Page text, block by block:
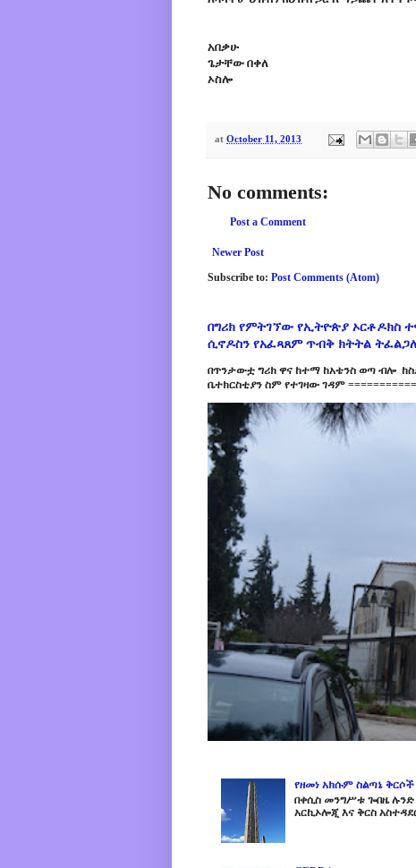
አበቃሁ
ጌታቸው በቀለ
ኦስሎ
at October 11, 2013
No comments:
Post a Comment
Newer Post
Subscribe to: Post Comments (Atom)
በግሪክ የምትገኘው የኢትዮጵያ ኦርቶዶክስ
ሲኖዶስን የአፈጻጸም ጥብቅ ክትትል
በጥንታውቷ ግሪክ ዋና ከተማ ከአቴንስ ወጣ ብሎ
ቤተክርስቲያን ስም የተገዛው ገዳም
የዘመነ አክሱም ስልጣኔ
በቀሲስ መንግሥቱ ጐበዜ ሉንድ
አርኪኦሎጂ እና ቅርስ